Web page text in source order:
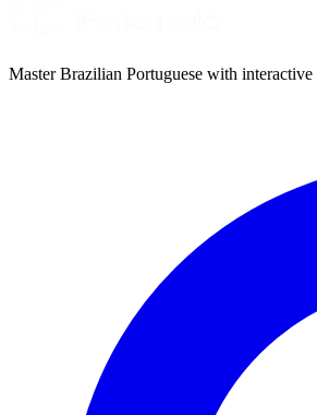
Master Brazilian Portuguese with